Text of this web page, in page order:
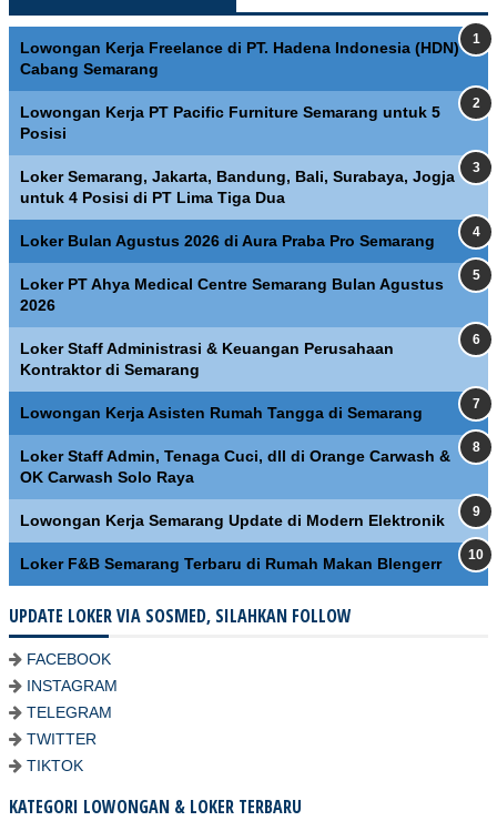
Lowongan Kerja Freelance di PT. Hadena Indonesia (HDN)
Cabang Semarang
Lowongan Kerja PT Pacific Furniture Semarang untuk 5
Posisi
Loker Semarang, Jakarta, Bandung, Bali, Surabaya, Jogja
untuk 4 Posisi di PT Lima Tiga Dua
Loker Bulan Agustus 2026 di Aura Praba Pro Semarang
Loker PT Ahya Medical Centre Semarang Bulan Agustus
2026
Loker Staff Administrasi & Keuangan Perusahaan
Kontraktor di Semarang
Lowongan Kerja Asisten Rumah Tangga di Semarang
Loker Staff Admin, Tenaga Cuci, dll di Orange Carwash &
OK Carwash Solo Raya
Lowongan Kerja Semarang Update di Modern Elektronik
Loker F&B Semarang Terbaru di Rumah Makan Blengerr
UPDATE LOKER VIA SOSMED, SILAHKAN FOLLOW
FACEBOOK
INSTAGRAM
TELEGRAM
TWITTER
TIKTOK
KATEGORI LOWONGAN & LOKER TERBARU